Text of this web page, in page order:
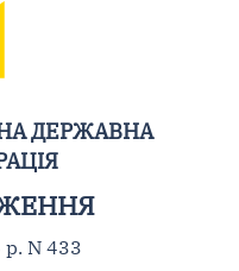
ДЕРЖАВНА
р. N 433